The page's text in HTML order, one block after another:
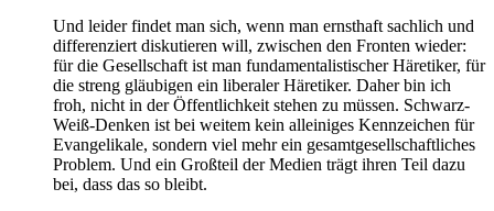
Und leider findet man sich, wenn man ernsthaft sachlich und
differenziert diskutieren will, zwischen den Fronten wieder:
für die Gesellschaft ist man fundamentalistischer Häretiker, für
die streng gläubigen ein liberaler Häretiker. Daher bin ich
froh, nicht in der Öffentlichkeit stehen zu müssen. Schwarz-
Weiß-Denken ist bei weitem kein alleiniges Kennzeichen für
Evangelikale, sondern viel mehr ein gesamtgesellschaftliches
Problem. Und ein Großteil der Medien trägt ihren Teil dazu
bei, dass das so bleibt.